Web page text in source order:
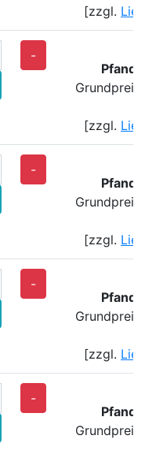
[zzgl.
-
Pfand:
[zzgl.
-
Pfand:
[zzgl.
-
Pfand:
[zzgl.
-
Pfand: